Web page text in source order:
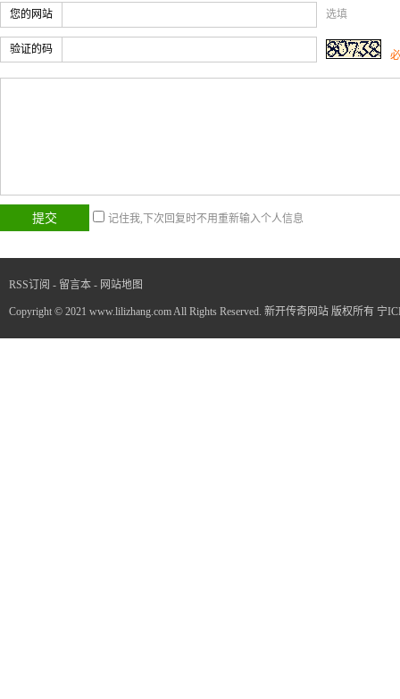
您的网站 选填
验证的码
记住我,下次回复时不用重新输入个人信息
RSS订阅 - 留言本 - 网站地图
Copyright © 2021 www.lilizhang.com All Rights Reserved. 新开传奇网站 版权所有 宁